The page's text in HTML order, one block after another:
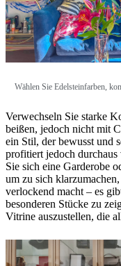
Wählen Sie Edelsteinfarben,
Verwechseln Sie starke
beißen, jedoch nicht mit
ein Stil, der bewusst und
profitiert jedoch durchaus
Sie sich eine Garderobe
um zu sich
verlockend macht – es
besonderen Stücke zu
Vitrine auszustellen, die